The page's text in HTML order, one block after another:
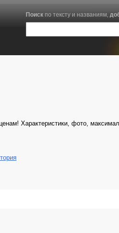
Поискпо тексту и названиям,
Характеристики, фото,